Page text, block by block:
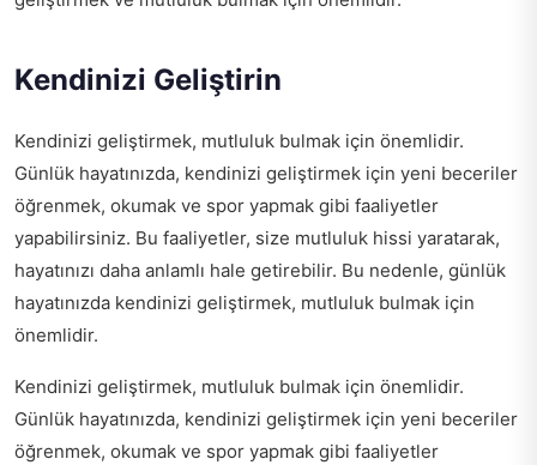
Kendinizi Geliştirin
Kendinizi geliştirmek, mutluluk bulmak için önemlidir.
Günlük hayatınızda, kendinizi geliştirmek için yeni beceriler
öğrenmek, okumak ve spor yapmak gibi faaliyetler
yapabilirsiniz. Bu faaliyetler, size mutluluk hissi yaratarak,
hayatınızı daha anlamlı hale getirebilir. Bu nedenle, günlük
hayatınızda kendinizi geliştirmek, mutluluk bulmak için
önemlidir.
Kendinizi geliştirmek, mutluluk bulmak için önemlidir.
Günlük hayatınızda, kendinizi geliştirmek için yeni beceriler
öğrenmek, okumak ve spor yapmak gibi faaliyetler